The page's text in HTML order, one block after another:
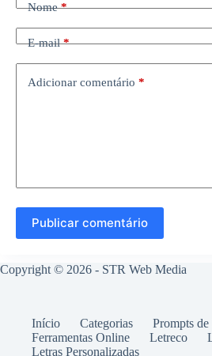
Nome*
E-mail*
Adicionar comentário *
Publicar comentário
Copyright © 2026 - STR Web Media
Início Categorias
Prompts
Ferramentas Online
Letreco
Letras Personalizadas